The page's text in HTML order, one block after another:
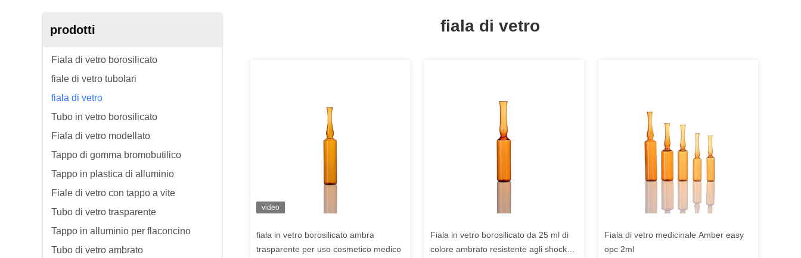
prodotti
Fiala di vetro borosilicato
fiale di vetro tubolari
fiala di vetro
Tubo in vetro borosilicato
Fiala di vetro modellato
Tappo di gomma bromobutilico
Tappo in plastica di alluminio
Fiale di vetro con tappo a vite
Tubo di vetro trasparente
Tappo in alluminio per flaconcino
Tubo di vetro ambrato
fiala di vetro
video
fiala in vetro borosilicato ambra
trasparente per uso cosmetico medico
Fiala in vetro borosilicato da 25 ml di
colore ambrato resistente agli shock
Fiala di vetro medicinale Amber easy
opc 2ml